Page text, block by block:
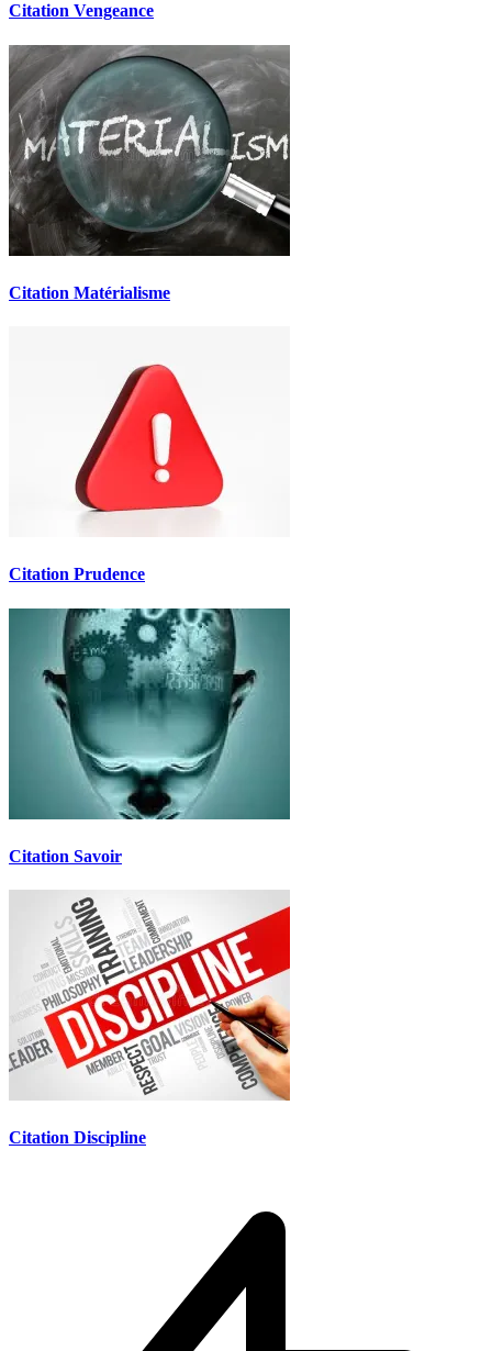
Citation Vengeance
Citation Matérialisme
Citation Prudence
Citation Savoir
Citation Discipline